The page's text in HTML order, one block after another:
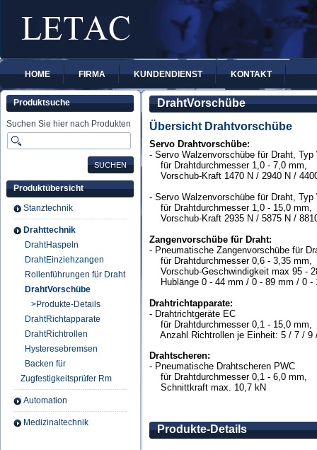
HOME FIRMA KUNDENDIENST KONTAKT
Produktsuche
Suchen Sie hier nach Produkten
Produktübersicht
Stanztechnik
Drahttechnik
DrahtHaspeln
DrahtEinziehzangen
Rollenführungen für Draht
DrahtVorschübe
>Produkte-Details
DrahtRichtapparate
DrahtRichtrollen
Hysteresebremsen
Backen für
Zugfestigkeitsprüfer Rm
Automation
Medizinaltechnik
DrahtVorschübe
Übersicht Drahtvorschübe
Servo Drahtvorschübe:
- Servo Walzenvorschübe für Draht, Typ
für Drahtdurchmesser 1,0 - 7,0 mm,
Vorschub-Kraft 1470 N / 2940 N /
- Servo Walzenvorschübe für Draht, Typ
für Drahtdurchmesser 1,0 - 15,0 mm,
Vorschub-Kraft 2935 N / 5875 N /
Zangenvorschübe für Draht:
- Pneumatische Zangenvorschübe für
für Drahtdurchmesser 0,6 - 3,35 mm,
Vorschub-Geschwindigkeit max 95 -
Hublänge 0 - 44 mm / 0 - 89 mm / 0 -
Drahtrichtapparate:
- Drahtrichtgeräte EC
für Drahtdurchmesser 0,1 - 15,0 mm,
Anzahl Richtrollen je Einheit: 5 / 7 / 9
Drahtscheren:
- Pneumatische Drahtscheren PWC
für Drahtdurchmesser 0,1 - 6,0 mm,
Schnittkraft max. 10,7 kN
Produkte-Details